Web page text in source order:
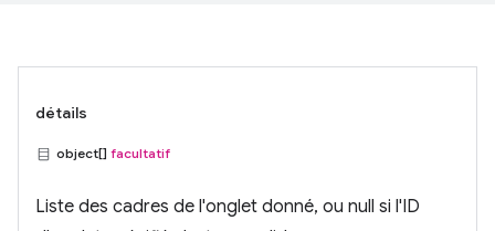
détails
object[] facultatif
Liste des cadres de l'onglet donné, ou null si l'ID